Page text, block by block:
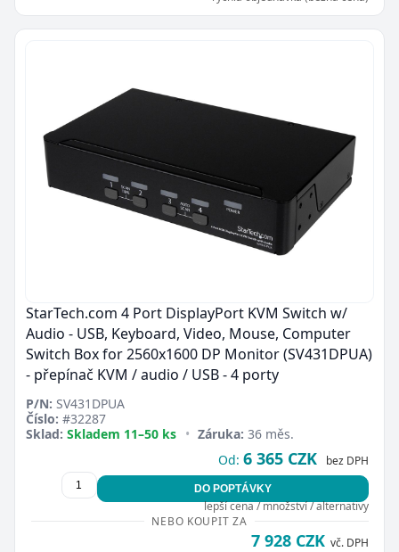
StarTech.com 4 Port DisplayPort KVM Switch w/
Audio - USB, Keyboard, Video, Mouse, Computer
Switch Box for 2560x1600 DP Monitor (SV431DPUA)
- přepínač KVM / audio / USB - 4 porty
P/N: SV431DPUA
Číslo: #32287
Sklad: Skladem 11–50 ks • Záruka: 36 měs.
Od: 6 365 CZK bez DPH
DO POPTÁVKY
lepší cena / množství / alternativy
NEBO KOUPIT ZA
7 928 CZK vč. DPH